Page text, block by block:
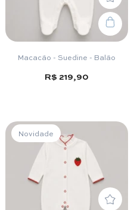
Macacão - Suedine - Balão
R$ 219,90
Novidade